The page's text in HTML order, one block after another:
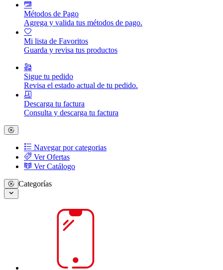
Métodos de Pago
Agrega y valida tus métodos de pago.
Mi lista de Favoritos
Guarda y revisa tus productos
Sigue tu pedido
Revisa el estado actual de tu pedido.
Descarga tu factura
Consulta y descarga tu factura
Navegar por categorias
Ver Ofertas
Ver Catálogo
Categorías